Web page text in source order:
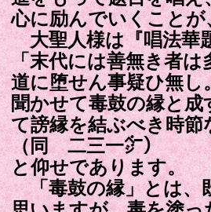
心に励んでいくこと
大聖人様は『唱法華
「末代には善無き者は
道に堕せん事疑ひ無
聞かせて毒鼓の縁と
て謗縁を結ぶべき時
（同 二三一㌻）
と仰せであります。
「毒鼓の縁」とは、